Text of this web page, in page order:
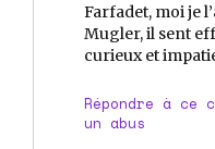
Farfadet, moi je
Mugler, il sent
curieux et
Répondre à ce
un abus